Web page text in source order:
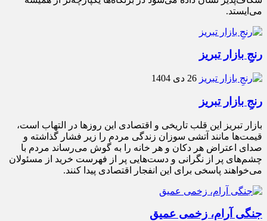
می‌ایستد.
رنجِ بازار تبریز
26 دی 1404
رنجِ بازار تبریز
بازار تبریز این قلب تاریخی و اقتصادی این روزها در التهاب است،
قیمت‌ها مانند آتشی سوزان زندگی مردم را زیر فشار گذاشته و
صدای اعتراض هر دکان و هر خانه را به گوش می‌رساند مردم با
چشم‌های پر از نگرانی و دست‌هایی پر از فهرست خرید از مسئولان
می‌خواهند پاسخی برای این انفجار اقتصادی پیدا کنند.
جنگی آرام، زخمی عمیق